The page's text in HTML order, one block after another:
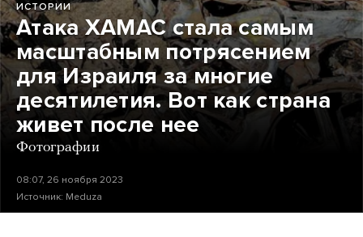
ИСТОРИИ
Атака ХАМАС стала самым
масштабным потрясением
для Израиля за многие
десятилетия. Вот как страна
живет после нее
Фотографии
08:07, 26 ноября 2023
Источник: Meduza